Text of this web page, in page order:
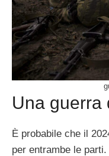
Una guerra
È probabile che il
per entrambe le